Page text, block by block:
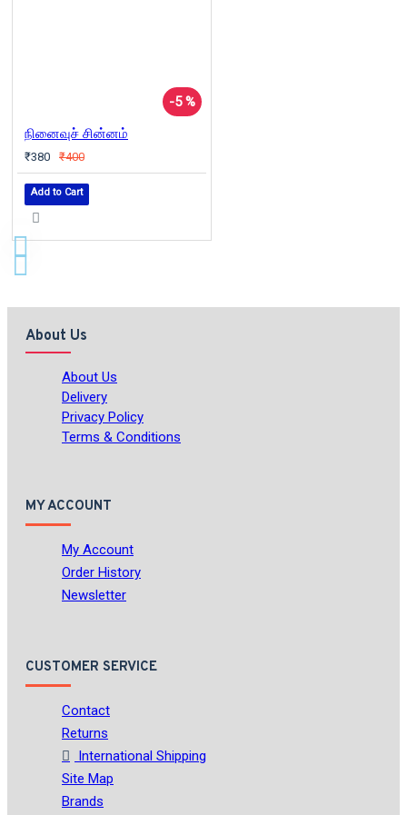
-5 %
நினைவுச் சின்னம்
₹380 ₹400
Add to Cart
About Us
About Us
Delivery
Privacy Policy
Terms & Conditions
MY ACCOUNT
My Account
Order History
Newsletter
CUSTOMER SERVICE
Contact
Returns
International Shipping
Site Map
Brands